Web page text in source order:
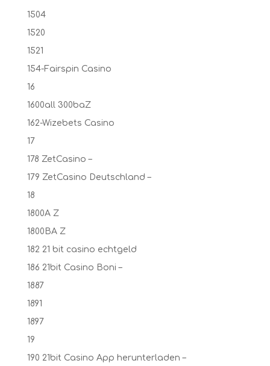
1504
1520
1521
154-Fairspin Casino
16
1600all 300baZ
162-Wizebets Casino
17
178 ZetCasino –
179 ZetCasino Deutschland –
18
1800A Z
1800BA Z
182 21 bit casino echtgeld
186 21bit Casino Boni –
1887
1891
1897
19
190 21bit Casino App herunterladen –